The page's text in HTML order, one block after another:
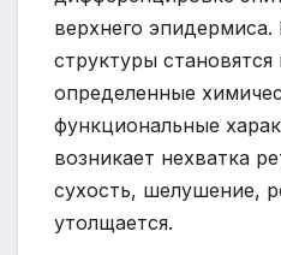
верхнего эпидермиса.
структуры
определенные
функциональные
возникает нехватка
сухость, шелушение,
утолщается.